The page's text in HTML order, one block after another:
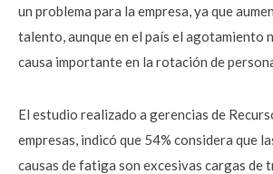
un problema para la empresa, ya que
talento, aunque en el país el agotamiento
causa importante en la rotación de
El estudio realizado a gerencias de
empresas, indicó que 54% considera que
causas de fatiga son excesivas cargas de